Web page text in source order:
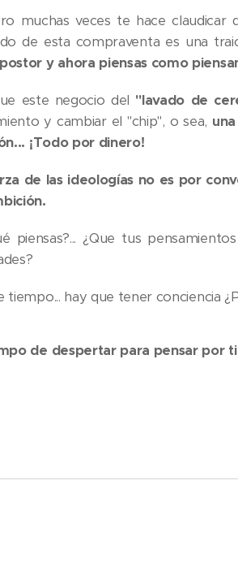
muchas veces te hace
de esta compraventa es una
y ahora piensas como
este negocio del "lavado de
y cambiar el "chip", o sea,
¡Todo por dinero!
de las ideologías no es por
piensas?... ¿Que tus
tiempo... hay que tener conciencia
de despertar para pensar por